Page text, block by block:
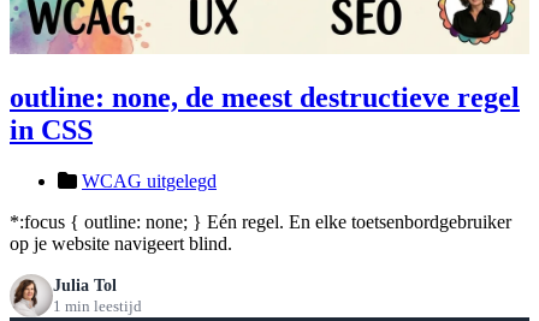
outline: none, de meest destructieve regel
in CSS
WCAG uitgelegd
*:focus { outline: none; } Eén regel. En elke toetsenbordgebruiker
op je website navigeert blind.
Julia Tol
1 min leestijd